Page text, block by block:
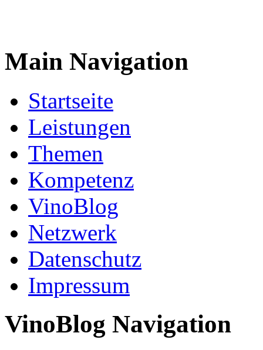
Main Navigation
Startseite
Leistungen
Themen
Kompetenz
VinoBlog
Netzwerk
Datenschutz
Impressum
VinoBlog Navigation